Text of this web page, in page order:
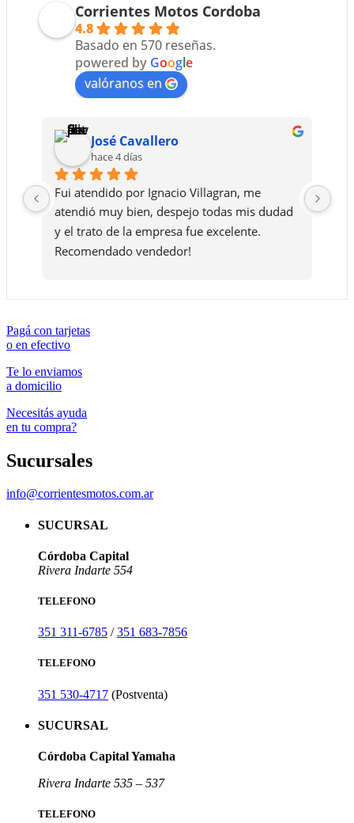
Corrientes Motos Cordoba
4.8
Basado en 570 reseñas.
powered by Google
valóranos en
José Cavallero
hace 4 días
Fui atendido por Ignacio Villagran, me
atendió muy bien, despejo todas mis dudad
y el trato de la empresa fue excelente.
Recomendado vendedor!
Pagá con tarjetas
o en efectivo
Te lo enviamos
a domicilio
Necesitás ayuda
en tu compra?
Sucursales
info@corrientesmotos.com.ar
SUCURSAL
Córdoba Capital
Rivera Indarte 554
TELEFONO
351 311-6785 /351 683-7856
TELEFONO
351 530-4717 (Postventa)
SUCURSAL
Córdoba Capital Yamaha
Rivera Indarte 535 – 537
TELEFONO